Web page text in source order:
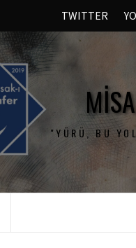
TWITTER
"YÜRÜ, BU